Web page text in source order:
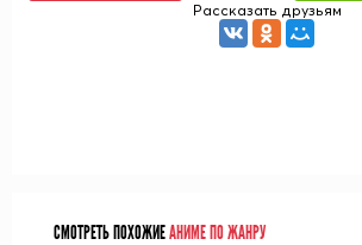
Рассказать друзьям
СМОТРЕТЬ ПОХОЖИЕАНИМЕ ПО ЖАНРУ